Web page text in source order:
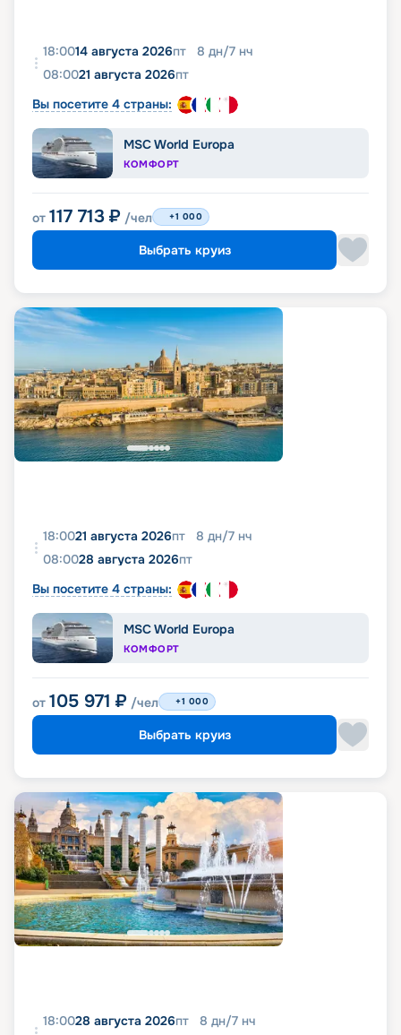
18:0014 августа 2026пт 8 дн/7 нч
08:0021 августа 2026пт
Вы посетите 4 страны:
MSC World Europa
КОМФОРТ
от 117 713 ₽ /чел +1 000
Выбрать круиз
18:0021 августа 2026пт 8 дн/7 нч
08:0028 августа 2026пт
Вы посетите 4 страны:
MSC World Europa
КОМФОРТ
от 105 971 ₽ /чел +1 000
Выбрать круиз
18:0028 августа 2026пт 8 дн/7 нч